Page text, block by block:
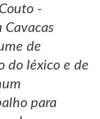
-
Cavacas
de
do léxico e de
para